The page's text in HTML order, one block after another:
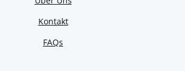
Kontakt
FAQs